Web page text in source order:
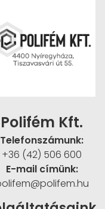
Polifém Kft.
Telefonszámunk:
+36 (42) 506 600
E-mail címünk: